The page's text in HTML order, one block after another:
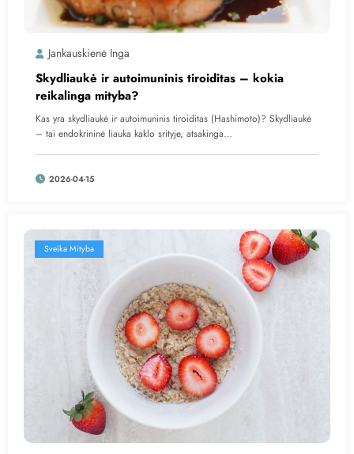
Jankauskienė Inga
Skydliaukė ir autoimuninis tiroiditas – kokia
reikalinga mityba?
Kas yra skydliaukė ir autoimuninis tiroiditas (Hashimoto)? Skydliaukė
– tai endokrininė liauka kaklo srityje, atsakinga…
2026-04-15
Sveika Mityba